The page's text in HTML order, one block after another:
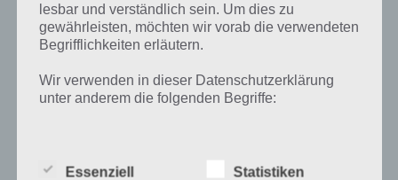
Auf WhatsApp teilen Teilen auf Facebook
Tweet auf Twitter
Mehr Artikel hier auf Touchportal
lesbar und verständlich sein. Um dies zu
gewährleisten, möchten wir vorab die verwendeten
Begrifflichkeiten erläutern.
Wir verwenden in dieser Datenschutzerklärung
unter anderem die folgenden Begriffe:
Essenziell Statistiken